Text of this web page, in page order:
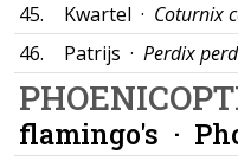
45. Kwartel · Coturnix
46.
Patrijs · Perdix
flamingo's ·